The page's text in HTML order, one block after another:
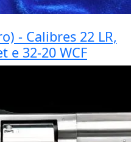
- Calibres 22 LR,
e 32-20 WCF